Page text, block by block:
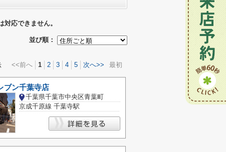
応できません。
並び順：
<<前へ 1 2 3 4 5 次へ>> 最初
ブン千葉寺店
千葉県千葉市中央区青葉町
京成千原線 千葉寺駅